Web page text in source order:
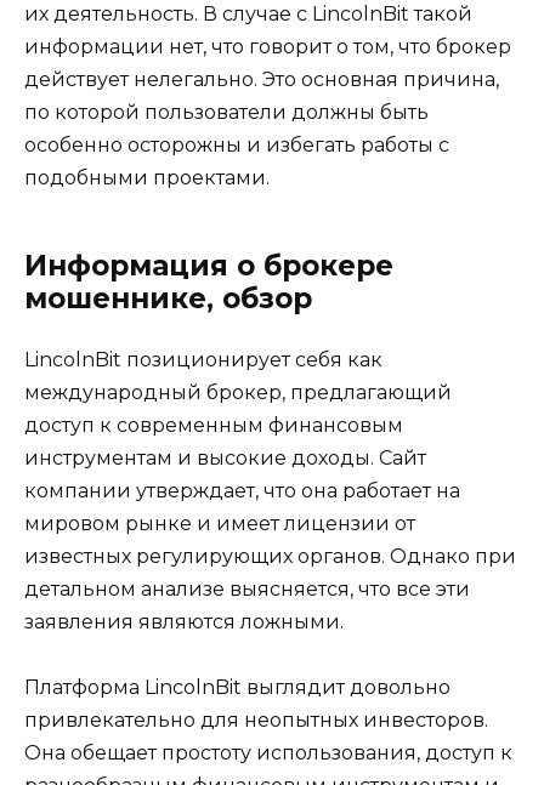
их деятельность. В случае с LincolnBit такой
информации нет, что говорит о том, что брокер
действует нелегально. Это основная причина,
по которой пользователи должны быть
особенно осторожны и избегать работы с
подобными проектами.
Информация о брокере
мошеннике, обзор
LincolnBit позиционирует себя как
международный брокер, предлагающий
доступ к современным финансовым
инструментам и высокие доходы. Сайт
компании утверждает, что она работает на
мировом рынке и имеет лицензии от
известных регулирующих органов. Однако при
детальном анализе выясняется, что все эти
заявления являются ложными.
Платформа LincolnBit выглядит довольно
привлекательно для неопытных инвесторов.
Она обещает простоту использования, доступ к